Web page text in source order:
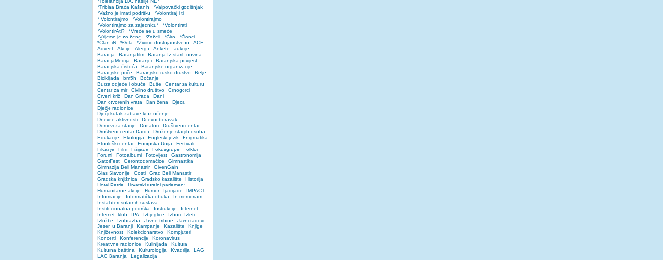
*Tolerancija DA, nasilje NE*
*Tribina Braća Kašanin
*Valpovački godišnjak
*Važno je imati podršku
*Volontiraj i ti
* Volontirajmo
*Volontirajmo
*Volontirajmo za zajednicu*
*Volontirati
*VolontirAti?
*Vreće ne u smeće
*Vrijeme je za žene
*Zaželi *Ćiro
*Članci
*ČlanciN
*Đola *Živimo dostojanstveno
ACF
Advent
Akcije Alerga Ankete
aukcije
Baranja
Baranjafilm
Baranja Iz starih novina
BaranjaMedija
Baranjci
Baranjska povijest
Baranjska čistoća
Baranjske organizacije
Baranjske priče
Baranjsko rusko drustvo
Belje
Biciklijada
bm5h
Boćanje
Burza odjeće i obuće
Buše
Centar za kulturu
Centar za mir
Civilno društvo
Crnogorci
Crveni križ
Dan Grada
Dani
Dan otvorenih vrata
Dan žena
Djeca
Dječje radionice
Dječji kutak zabave kroz učenje
Dnevne aktivnosti
Dnevni boravak
Domovi za starije
Donatori
Društveni centar
Društveni centar Darda
Druženje starijih osoba
Edukacije
Ekologija Engleski jezik
Enigmatika
Etnološki centar
Europska Unija
Festivali
Filcanje
Film Fišijade Fokusgrupe
Folklor
Forumi
Fotoalbumi Fotovijest
Gastronomija
GatorFest
Gerontodomaćice
Gimnastika
Gimnazija Beli Manastir
GivenGain
Glas Slavonije
Gosti
Grad Beli Manastir
Gradska knjižnica
Gradsko kazalište
Historija
Hotel Patria
Hrvatski ruralni parlament
Humanitarne akcije
Humor Ijadijade
IMPACT
Informacije
Informatička obuka
In memoriam
Instalateri solarnih sustava
Institucionalna podrška
Instrukcije
Internet
Internet–klub
IPA Izbjeglice Izbori
Izleti
Izložbe
Izobrazba Javne tribine
Javni radovi
Jesen u Baranji
Kampanje Kazalište
Knjige
Književnost
Kolekcionarstvo
Kompjuteri
Koncerti
Konferencije
Koronavirus
Kreativne radionice
Kulinijada
Kultura
Kulturna baština
Kulturologija Kvadrilja
LAG
LAG Baranja
Legalizacija